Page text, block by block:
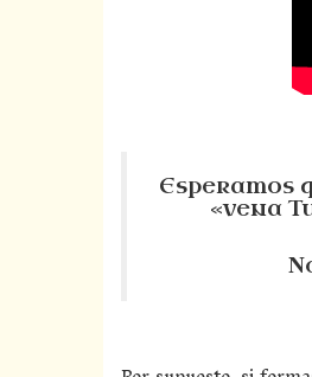
Esperamos
«vena